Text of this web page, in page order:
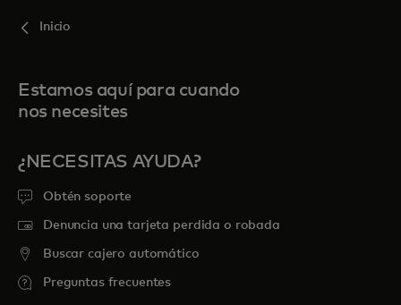
Inicio
Estamos aquí para cuando
nos necesites
¿NECESITAS AYUDA?
Obtén soporte
Denuncia una tarjeta perdida o robada
Buscar cajero automático
Preguntas frecuentes